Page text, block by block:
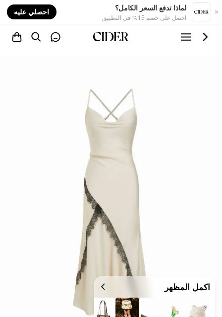
لماذا تدفع السعر الكامل؟
احصل على خصم 15% في التطبيق
احصلي عليه
اكمل المظهر